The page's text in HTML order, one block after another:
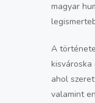
magyar
A
ahol
valamint